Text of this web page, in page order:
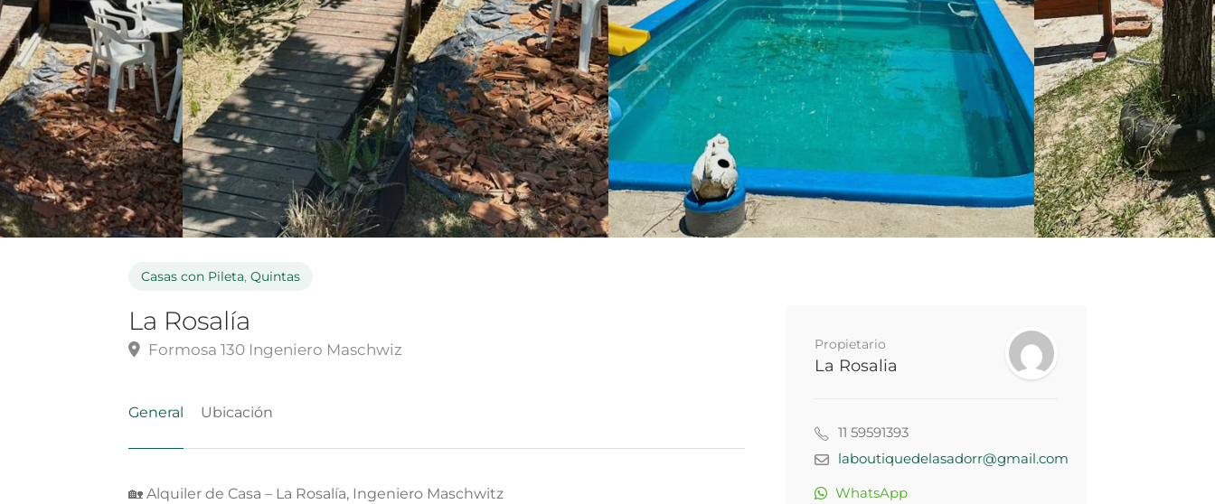
Propietario
La Rosalia
11 59591393
laboutiquedelasadorr@gmail.com
WhatsApp
Casas con Pileta, Quintas
La Rosalía
Formosa 130 Ingeniero Maschwiz
General Ubicación
🏡 Alquiler de Casa – La Rosalía, Ingeniero Maschwitz